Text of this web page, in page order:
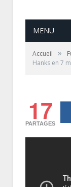
MENU
Accueil »
Hanks en 7
17
PARTAGES